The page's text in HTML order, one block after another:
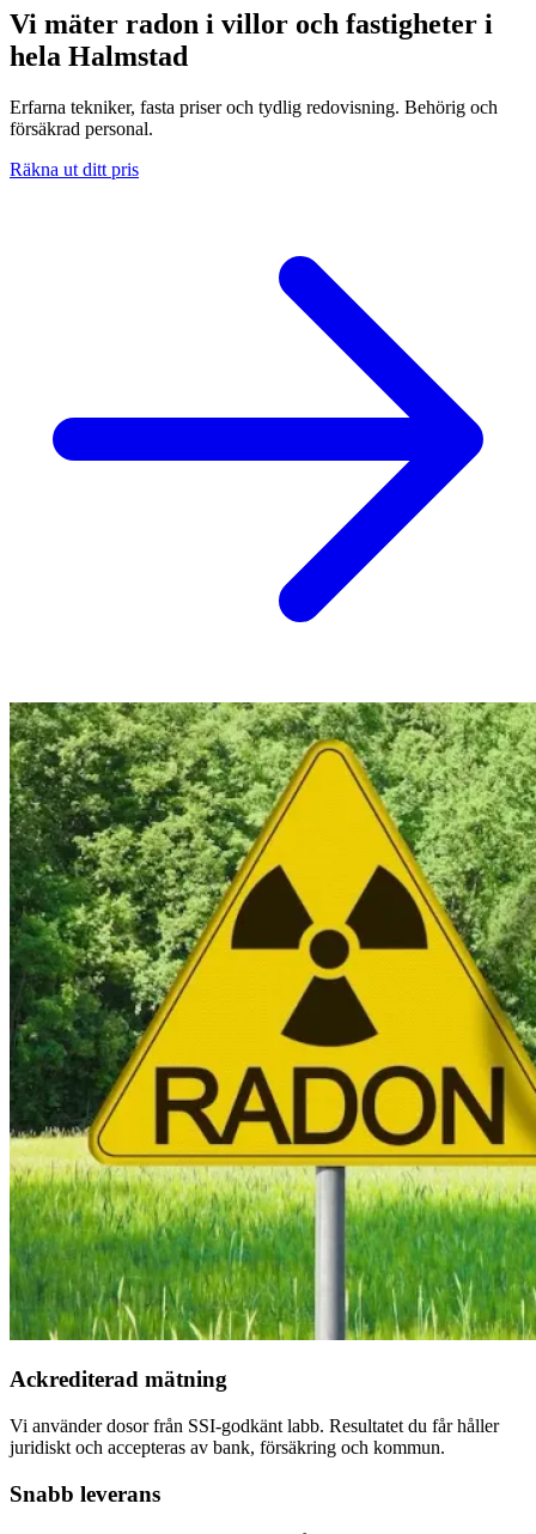
Vi mäter radon i villor och fastigheter i
hela Halmstad
Erfarna tekniker, fasta priser och tydlig redovisning. Behörig och
försäkrad personal.
Räkna ut ditt pris
Ackrediterad mätning
Vi använder dosor från SSI-godkänt labb. Resultatet du får håller
juridiskt och accepteras av bank, försäkring och kommun.
Snabb leverans